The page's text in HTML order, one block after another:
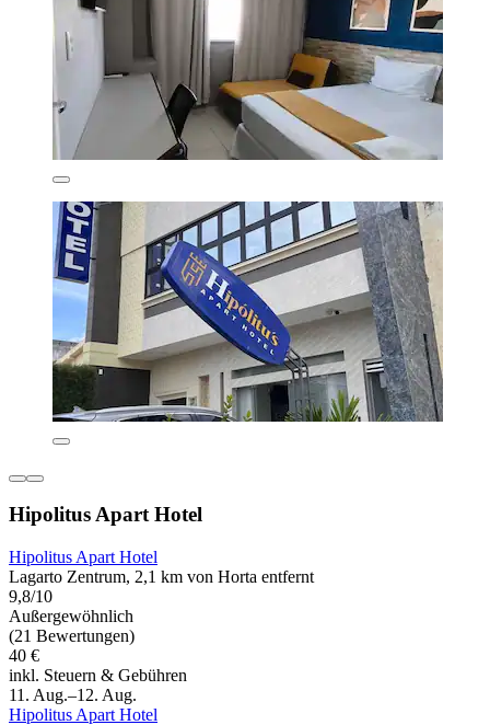
Hipolitus Apart Hotel
Hipolitus Apart Hotel
Lagarto Zentrum, 2,1 km von Horta entfernt
9,8/10
Außergewöhnlich
(21 Bewertungen)
40 €
inkl. Steuern & Gebühren
11. Aug.–12. Aug.
Hipolitus Apart Hotel